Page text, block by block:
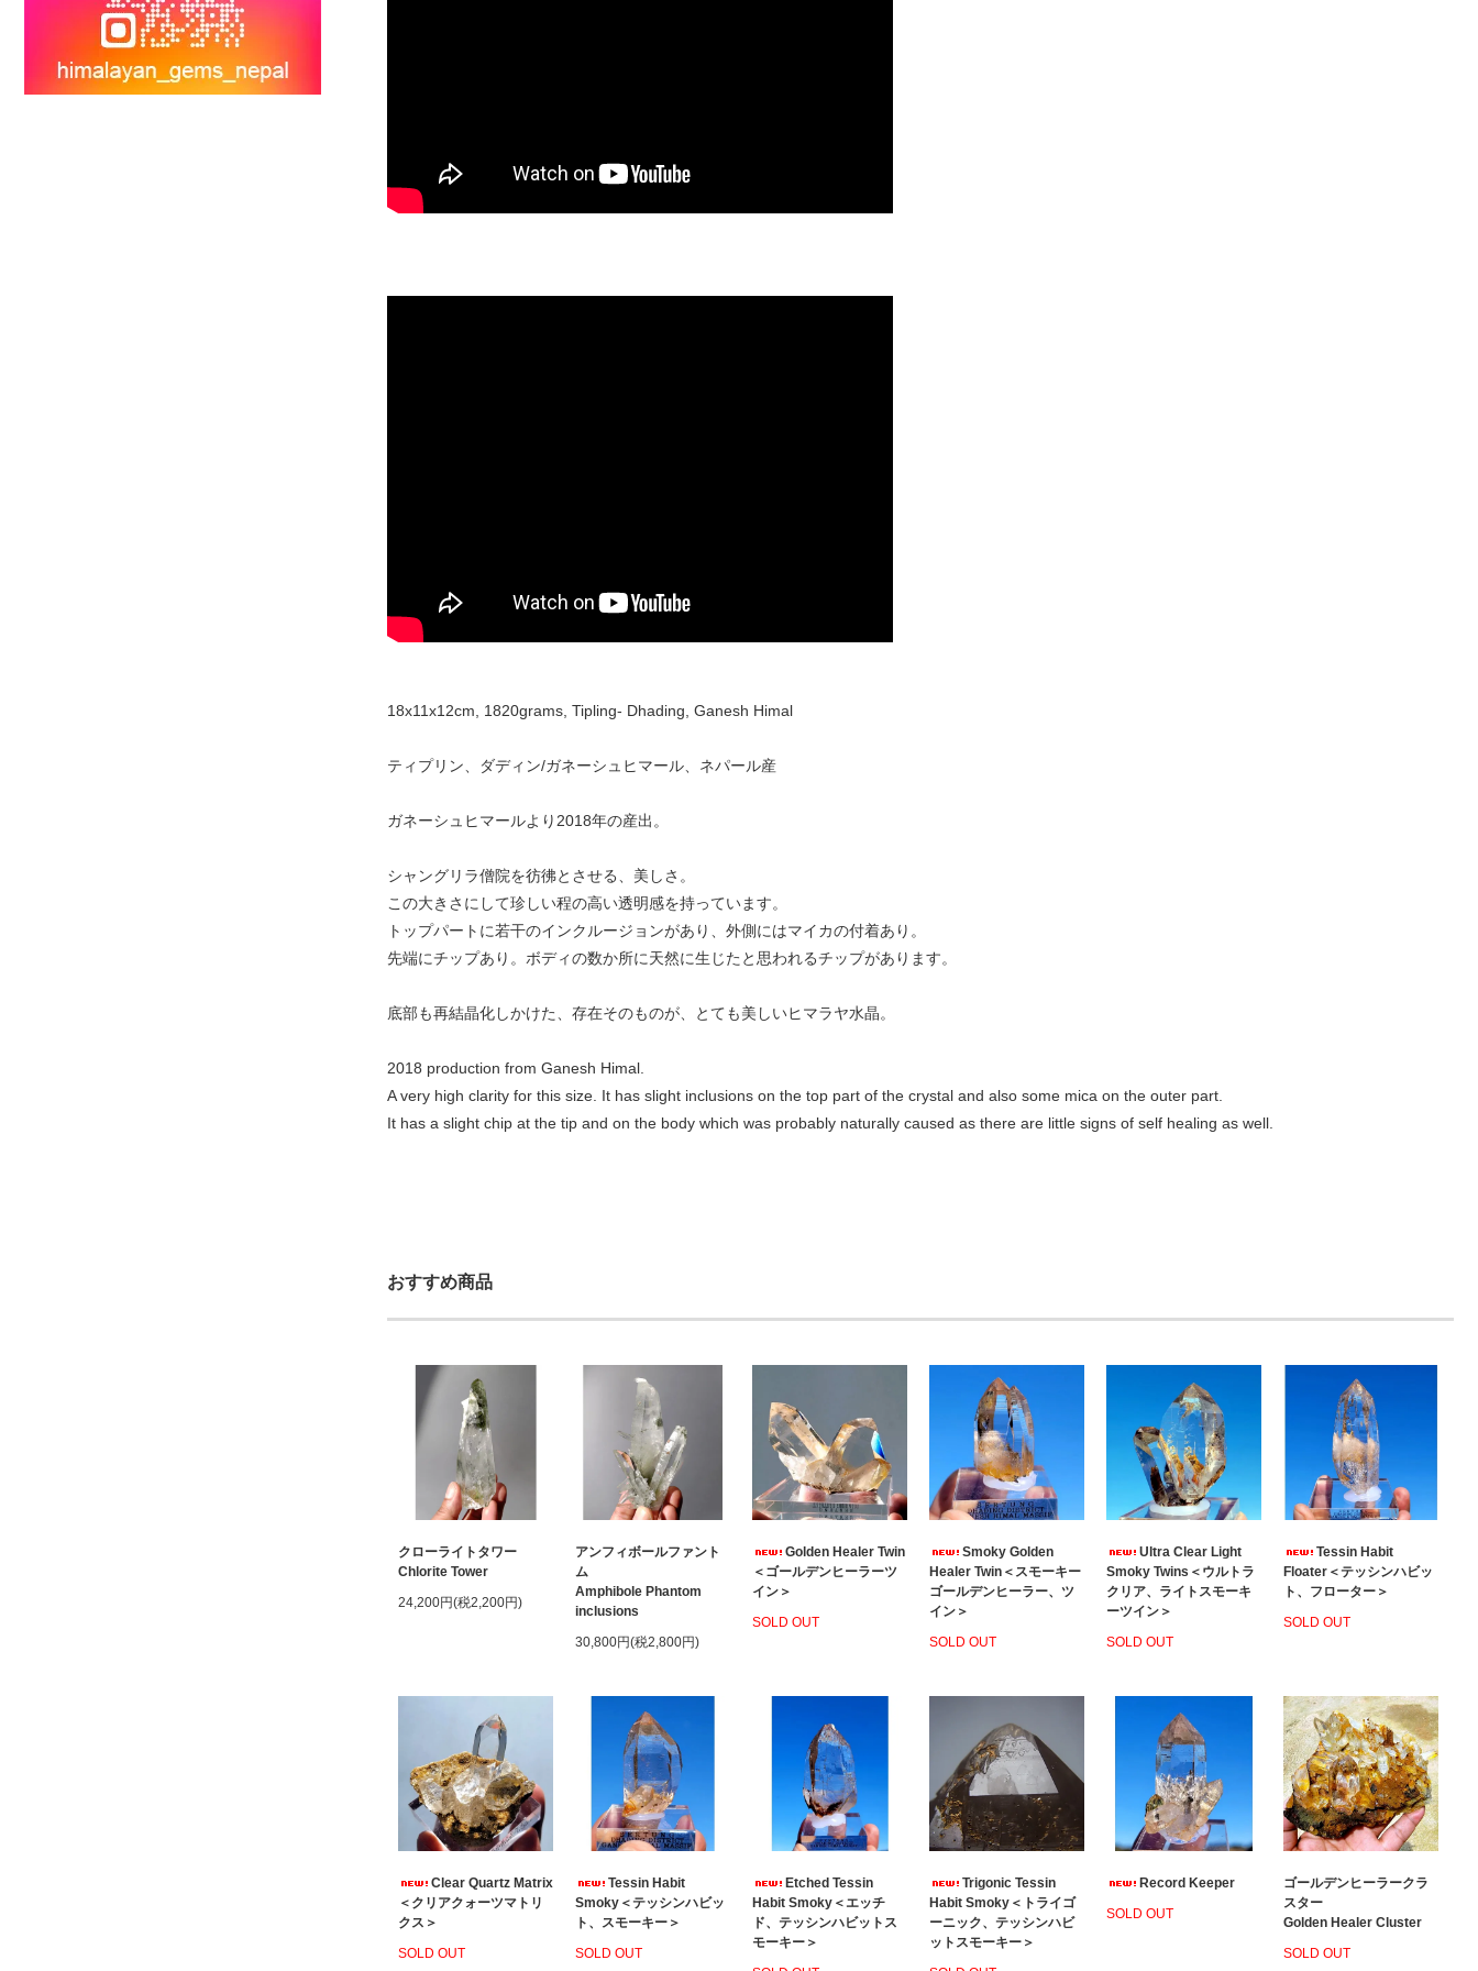
18x11x12cm, 1820grams, Tipling- Dhading, Ganesh Himal
ティプリン、ダディン/ガネーシュヒマール、ネパール産
ガネーシュヒマールより2018年の産出。
シャングリラ僧院を彷彿とさせる、美しさ。
この大きさにして珍しい程の高い透明感を持っています。
トップパートに若干のインクルージョンがあり、外側にはマイカの付着あり。
先端にチップあり。ボディの数か所に天然に生じたと思われるチップがあります。
底部も再結晶化しかけた、存在そのものが、とても美しいヒマラヤ水晶。
2018 production from Ganesh Himal.
A very high clarity for this size. It has slight inclusions on the top part of the crystal and also some mica on the outer part.
It has a slight chip at the tip and on the body which was probably naturally caused as there are little signs of self healing as well.
おすすめ商品
クローライトタワー
Chlorite Tower
24,200円(税2,200円)
アンフィボールファント
ム
Amphibole Phantom
inclusions
30,800円(税2,800円)
Golden Healer Twin
＜ゴールデンヒーラーツ
イン＞
SOLD OUT
Smoky Golden
Healer Twin＜スモーキー
ゴールデンヒーラー、ツ
イン＞
SOLD OUT
Ultra Clear Light
Smoky Twins＜ウルトラ
クリア、ライトスモーキ
ーツイン＞
SOLD OUT
Tessin Habit
Floater＜テッシンハビッ
ト、フローター＞
SOLD OUT
Clear Quartz Matrix
＜クリアクォーツマトリ
クス＞
SOLD OUT
Tessin Habit
Smoky＜テッシンハビッ
ト、スモーキー＞
SOLD OUT
Etched Tessin
Habit Smoky＜エッチ
ド、テッシンハビットス
モーキー＞
Trigonic Tessin
Habit Smoky＜トライゴ
ーニック、テッシンハビ
ットスモーキー＞
Record Keeper
SOLD OUT
ゴールデンヒーラークラ
スター
Golden Healer Cluster
SOLD OUT